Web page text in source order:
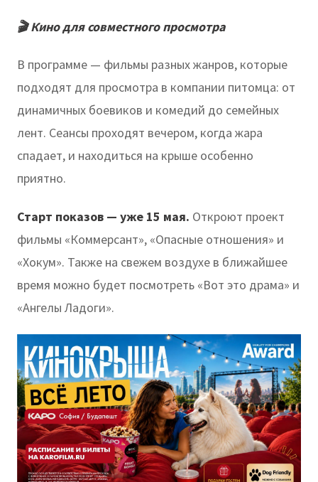
🎬 Кино для совместного просмотра
В программе — фильмы разных жанров, которые
подходят для просмотра в компании питомца: от
динамичных боевиков и комедий до семейных
лент. Сеансы проходят вечером, когда жара
спадает, и находиться на крыше особенно
приятно.
Старт показов — уже 15 мая. Откроют проект
фильмы «Коммерсант», «Опасные отношения» и
«Хокум». Также на свежем воздухе в ближайшее
время можно будет посмотреть «Вот это драма» и
«Ангелы Ладоги».